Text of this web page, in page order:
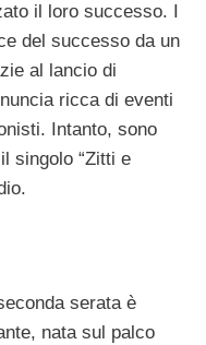
il loro successo. I
del successo da un
al lancio di
ricca di eventi
Intanto, sono
singolo “Zitti e
serata è
nata sul palco